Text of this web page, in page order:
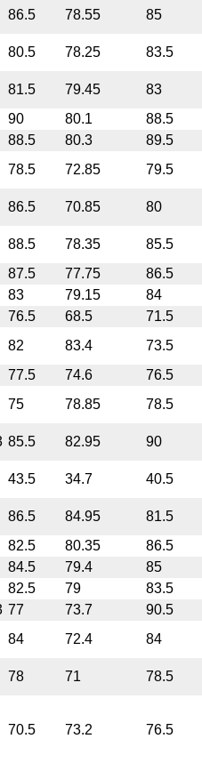
86.5 78.55 85
80.5 78.25 83.5
81.5 79.45
83
90 80.1
88.5
88.5 80.3
89.5
78.5 72.85 79.5
86.5 70.85 80
88.5 78.35
85.5
87.5 77.75
86.5
83 79.15
84
76.5 68.5
71.5
82 83.4
73.5
77.5 74.6
76.5
75 78.85 78.5
85.5 82.95 90
43.5 34.7 40.5
86.5 84.95
81.5
82.5 80.35
86.5
84.5 79.4
85
82.5 79
83.5
77 73.7
90.5
84 72.4 84
78 71 78.5
70.5 73.2 76.5